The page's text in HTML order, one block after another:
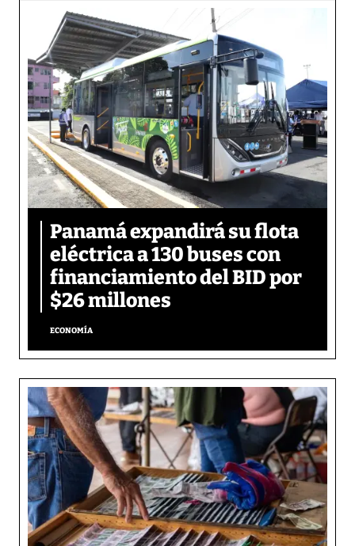
Panamá expandirá su flota
eléctrica a 130 buses con
financiamiento del BID por
$26 millones
ECONOMÍA